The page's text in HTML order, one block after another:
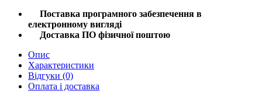
Поставка програмного забезпечення в
електронному вигляді
Доставка ПО фізичної поштою
Опис
Характеристики
Відгуки (0)
Оплата і доставка